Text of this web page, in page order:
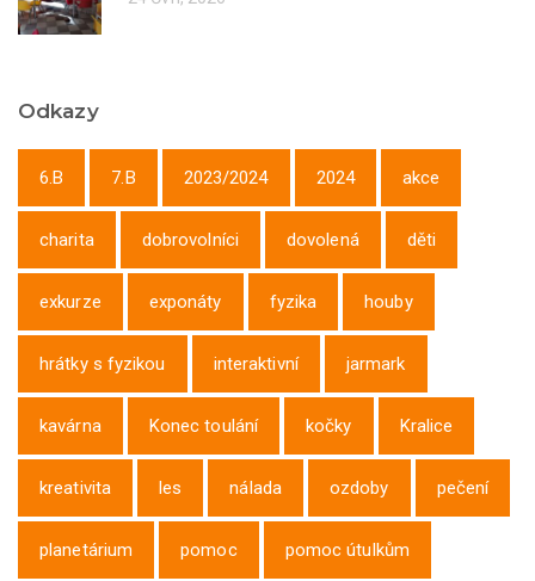
Odkazy
6.B 7.B 2023/2024 2024 akce
charita dobrovolníci dovolená děti
exkurze exponáty fyzika houby
hrátky s fyzikou interaktivní jarmark
kavárna Konec toulání kočky Kralice
kreativita les nálada ozdoby pečení
planetárium pomoc pomoc útulkům